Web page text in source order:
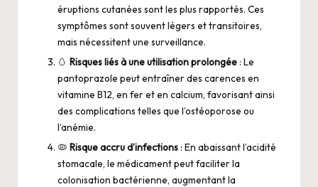
éruptions cutanées sont les plus rapportés. Ces
symptômes sont souvent légers et transitoires,
mais nécessitent une surveillance.
🥚 Risques liés à une utilisation prolongée: Le
pantoprazole peut entraîner des carences en
vitamine B12, en fer et en calcium, favorisant ainsi
des complications telles que l’ostéoporose ou
l’anémie.
🦠 Risque accru d’infections: En abaissant l’acidité
stomacale, le médicament peut faciliter la
colonisation bactérienne, augmentant la